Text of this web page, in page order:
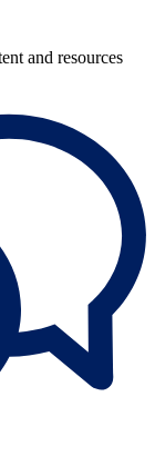
and resources